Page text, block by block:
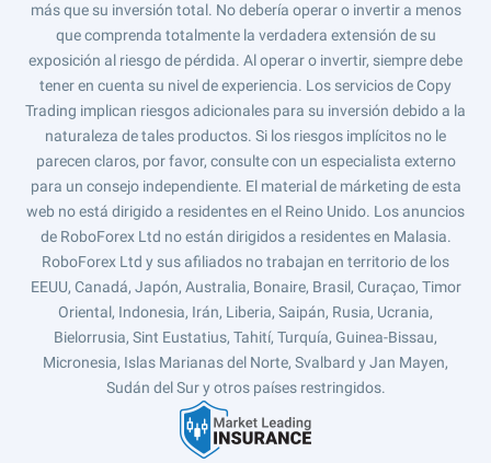
más que su inversión total. No debería operar o invertir a menos
que comprenda totalmente la verdadera extensión de su
exposición al riesgo de pérdida. Al operar o invertir, siempre debe
tener en cuenta su nivel de experiencia. Los servicios de Copy
Trading implican riesgos adicionales para su inversión debido a la
naturaleza de tales productos. Si los riesgos implícitos no le
parecen claros, por favor, consulte con un especialista externo
para un consejo independiente. El material de márketing de esta
web no está dirigido a residentes en el Reino Unido. Los anuncios
de RoboForex Ltd no están dirigidos a residentes en Malasia.
RoboForex Ltd y sus afiliados no trabajan en territorio de los
EEUU, Canadá, Japón, Australia, Bonaire, Brasil, Curaçao, Timor
Oriental, Indonesia, Irán, Liberia, Saipán, Rusia, Ucrania,
Bielorrusia, Sint Eustatius, Tahití, Turquía, Guinea-Bissau,
Micronesia, Islas Marianas del Norte, Svalbard y Jan Mayen,
Sudán del Sur y otros países restringidos.